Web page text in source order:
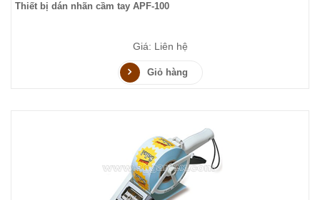
Thiết bị dán nhãn cầm tay APF-100
Giá: Liên hệ
Giỏ hàng